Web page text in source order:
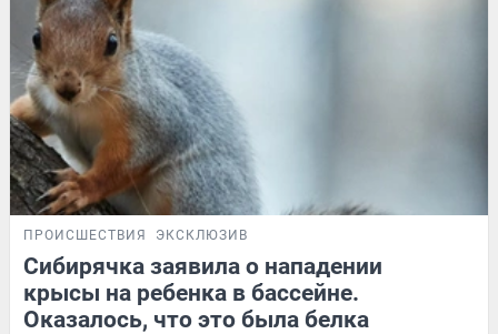
ПРОИСШЕСТВИЯ ЭКСКЛЮЗИВ
Сибирячка заявила о нападении
крысы на ребенка в бассейне.
Оказалось, что это была белка